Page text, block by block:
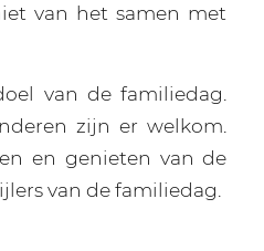
van het samen met
van de familiedag.
zijn er welkom.
en genieten van de
van de familiedag.